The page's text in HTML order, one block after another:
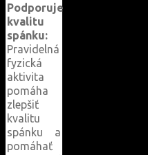
Podporuje
kvalitu
spánku:
Pravidelná
fyzická
aktivita
pomáha
zlepšiť
kvalitu
spánku a
pomáhať